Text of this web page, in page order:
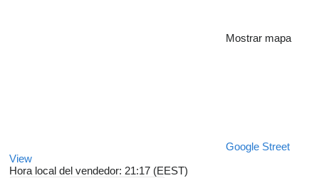
Mostrar mapa
Google Street
View
Hora local del vendedor: 21:17 (EEST)